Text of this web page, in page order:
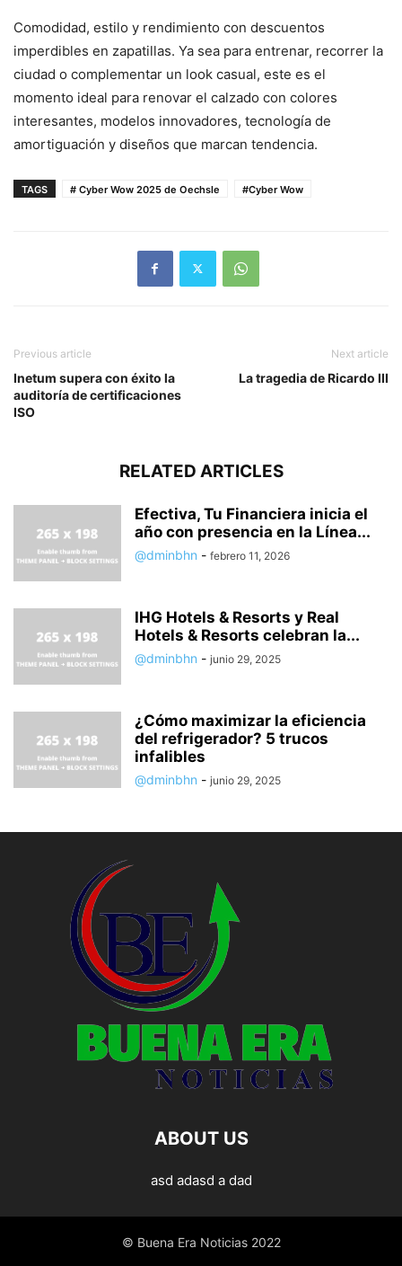
Comodidad, estilo y rendimiento con descuentos
imperdibles en zapatillas. Ya sea para entrenar, recorrer la
ciudad o complementar un look casual, este es el
momento ideal para renovar el calzado con colores
interesantes, modelos innovadores, tecnología de
amortiguación y diseños que marcan tendencia.
TAGS # Cyber Wow 2025 de Oechsle #Cyber Wow
Previous article
Inetum supera con éxito la
auditoría de certificaciones
ISO
Next article
La tragedia de Ricardo III
RELATED ARTICLES
Efectiva, Tu Financiera inicia el
año con presencia en la Línea...
@dminbhn - febrero 11, 2026
IHG Hotels & Resorts y Real
Hotels & Resorts celebran la...
@dminbhn - junio 29, 2025
¿Cómo maximizar la eficiencia
del refrigerador? 5 trucos
infalibles
@dminbhn - junio 29, 2025
ABOUT US
asd adasd a dad
© Buena Era Noticias 2022